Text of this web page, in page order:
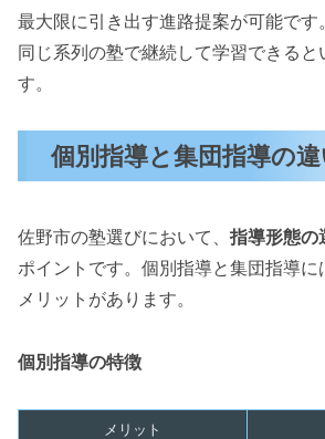
最大限に引き出す進路提案が可能です
同じ系列の塾で継続して学習できると
す。
個別指導と集団指導の
佐野市の塾選びにおいて、 指導形態の
ポイントです。個別指導と集団指導に
メリットがあります。
個別指導の特徴
メリット